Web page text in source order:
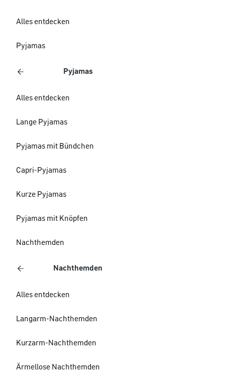
Alles entdecken
Pyjamas
Pyjamas
Alles entdecken
Lange Pyjamas
Pyjamas mit Bündchen
Capri-Pyjamas
Kurze Pyjamas
Pyjamas mit Knöpfen
Nachthemden
Nachthemden
Alles entdecken
Langarm-Nachthemden
Kurzarm-Nachthemden
Ärmellose Nachthemden